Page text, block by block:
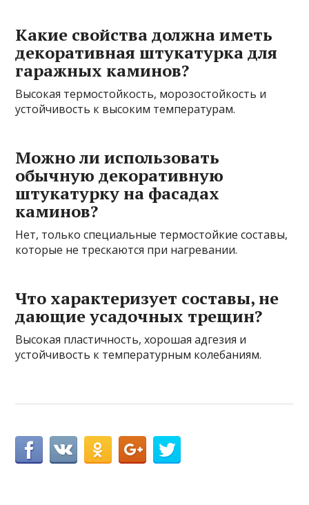
Какие свойства должна иметь
декоративная штукатурка для
гаражных каминов?
Высокая термостойкость, морозостойкость и
устойчивость к высоким температурам.
Можно ли использовать
обычную декоративную
штукатурку на фасадах
каминов?
Нет, только специальные термостойкие составы,
которые не трескаются при нагревании.
Что характеризует составы, не
дающие усадочных трещин?
Высокая пластичность, хорошая адгезия и
устойчивость к температурным колебаниям.